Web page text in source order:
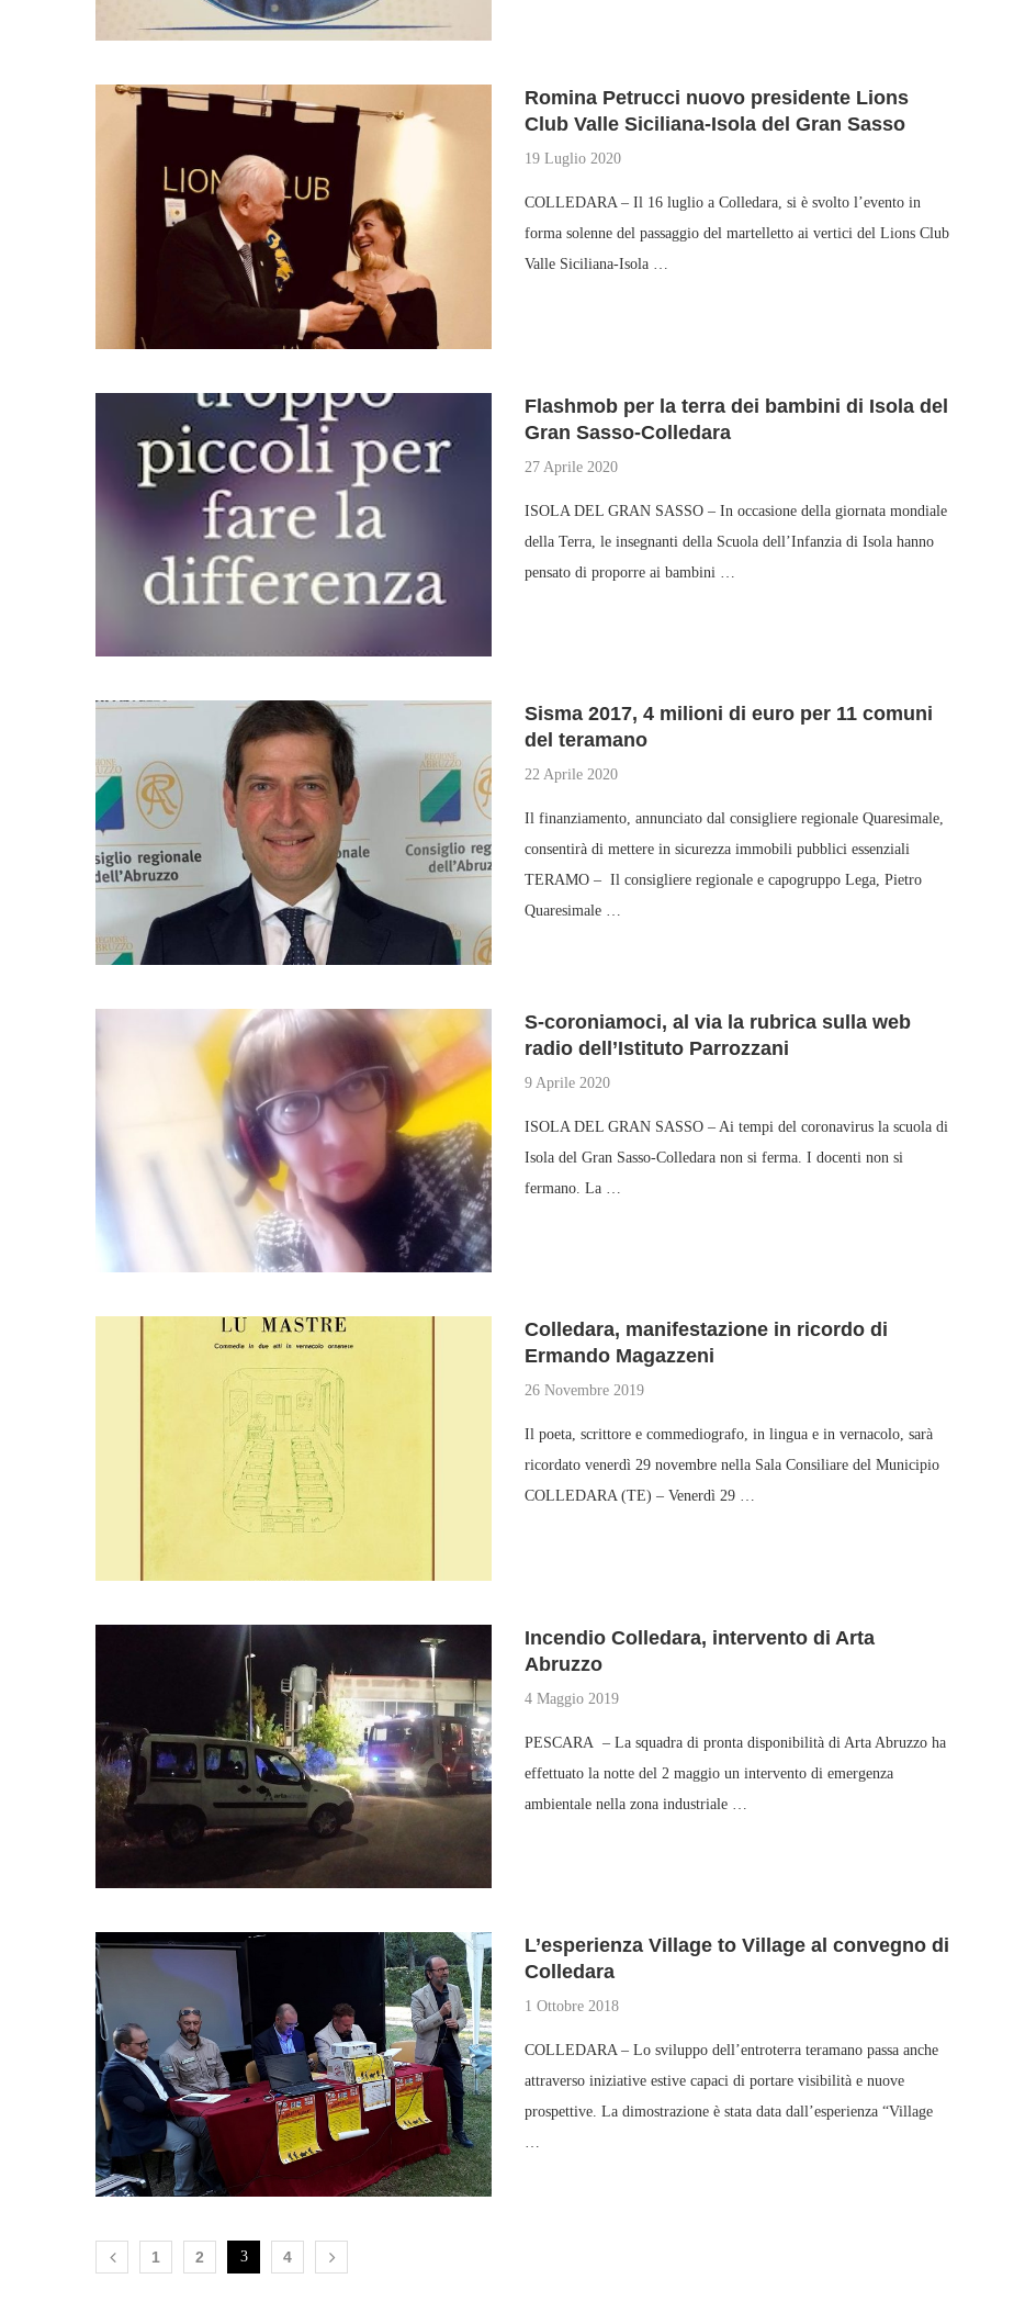
Romina Petrucci nuovo presidente Lions
Club Valle Siciliana-Isola del Gran Sasso
19 Luglio 2020
COLLEDARA – Il 16 luglio a Colledara, si è svolto l’evento in
forma solenne del passaggio del martelletto ai vertici del Lions Club
Valle Siciliana-Isola …
Flashmob per la terra dei bambini di Isola del
Gran Sasso-Colledara
27 Aprile 2020
ISOLA DEL GRAN SASSO – In occasione della giornata mondiale
della Terra, le insegnanti della Scuola dell’Infanzia di Isola hanno
pensato di proporre ai bambini …
Sisma 2017, 4 milioni di euro per 11 comuni
del teramano
22 Aprile 2020
Il finanziamento, annunciato dal consigliere regionale Quaresimale,
consentirà di mettere in sicurezza immobili pubblici essenziali
TERAMO – Il consigliere regionale e capogruppo Lega, Pietro
Quaresimale …
S-coroniamoci, al via la rubrica sulla web
radio dell’Istituto Parrozzani
9 Aprile 2020
ISOLA DEL GRAN SASSO – Ai tempi del coronavirus la scuola di
Isola del Gran Sasso-Colledara non si ferma. I docenti non si
fermano. La …
Colledara, manifestazione in ricordo di
Ermando Magazzeni
26 Novembre 2019
Il poeta, scrittore e commediografo, in lingua e in vernacolo, sarà
ricordato venerdì 29 novembre nella Sala Consiliare del Municipio
COLLEDARA (TE) – Venerdì 29 …
Incendio Colledara, intervento di Arta
Abruzzo
4 Maggio 2019
PESCARA – La squadra di pronta disponibilità di Arta Abruzzo ha
effettuato la notte del 2 maggio un intervento di emergenza
ambientale nella zona industriale …
L’esperienza Village to Village al convegno di
Colledara
1 Ottobre 2018
COLLEDARA – Lo sviluppo dell’entroterra teramano passa anche
attraverso iniziative estive capaci di portare visibilità e nuove
prospettive. La dimostrazione è stata data dall’esperienza “Village
…
1 2 3 4